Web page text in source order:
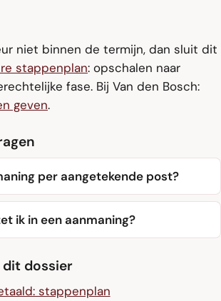
niet binnen de termijn, dan sluit dit
stappenplan: opschalen naar
fase. Bij Van den Bosch:
geven.
per aangetekende post?
ik in een aanmaning?
dit dossier
stappenplan